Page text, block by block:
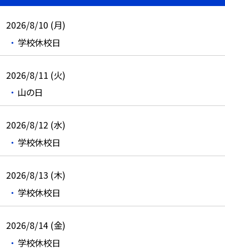
2026/8/10 (月)
学校休校日
2026/8/11 (火)
山の日
2026/8/12 (水)
学校休校日
2026/8/13 (木)
学校休校日
2026/8/14 (金)
学校休校日